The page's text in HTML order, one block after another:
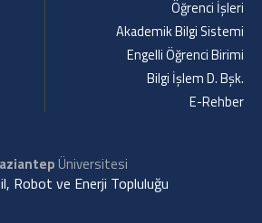
Öğrenci İşleri
Akademik Bilgi Sistemi
Engelli Öğrenci Birimi
Bilgi İşlem D. Bşk.
E-Rehber
Üniversitesi
Robot ve Enerji Topluluğu